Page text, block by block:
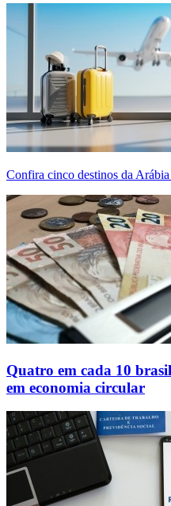
Confira cinco destinos da
Quatro em cada 10
em economia circular